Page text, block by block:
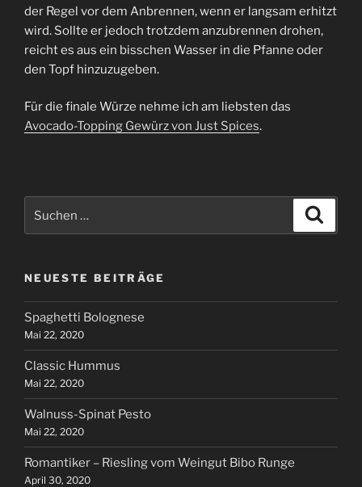
der Regel vor dem Anbrennen, wenn er langsam erhitzt
wird. Sollte er jedoch trotzdem anzubrennen drohen,
reicht es aus ein bisschen Wasser in die Pfanne oder
den Topf hinzuzugeben.
Für die finale Würze nehme ich am liebsten das
Avocado-Topping Gewürz von Just Spices.
nach:
NEUESTE BEITRÄGE
Spaghetti Bolognese
Mai 22, 2020
Classic Hummus
Mai 22, 2020
Walnuss-Spinat Pesto
Mai 22, 2020
Romantiker – Riesling vom Weingut Bibo Runge
April 30, 2020